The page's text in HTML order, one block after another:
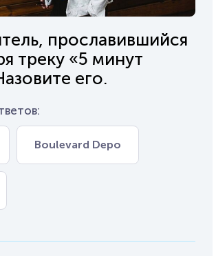
прославившийся
треку «5 минут
его.
Boulevard Depo